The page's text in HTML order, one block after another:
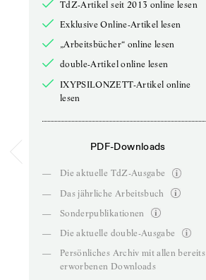
TdZ-Artikel seit 2013 online lesen
Exklusive Online-Artikel lesen
„Arbeitsbücher“ online lesen
double-Artikel online lesen
IXYPSILONZETT-Artikel online
lesen
PDF-Downloads
—
Die aktuelle TdZ-Ausgabe
—
Das jährliche Arbeitsbuch
—
Sonderpublikationen
—
Die aktuelle double-Ausgabe
—
Persönliches Archiv mit allen bereits
erworbenen Downloads